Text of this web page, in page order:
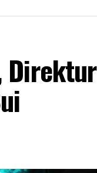
Direktur